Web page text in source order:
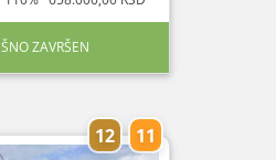
ZAVRŠEN
12 11